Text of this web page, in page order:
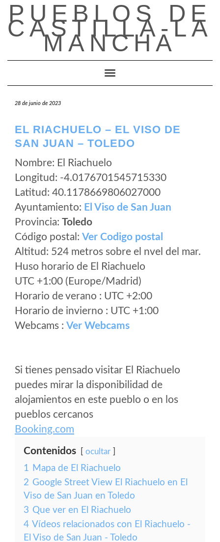
Saltar
contenido
PUEBLOS DE
CASTILLA-LA
MANCHA
Cambiar modo de navegación
28 de junio de 2023
EL RIACHUELO – EL VISO DE
SAN JUAN – TOLEDO
Nombre: El Riachuelo
Longitud: -4.0176701545715330
Latitud: 40.1178669806027000
Ayuntamiento: El Viso de San Juan
Provincia: Toledo
Código postal: Ver Codigo postal
Altitud: 524 metros sobre el nvel del mar.
Huso horario de El Riachuelo
UTC +1:00 (Europe/Madrid)
Horario de verano : UTC +2:00
Horario de invierno : UTC +1:00
Webcams : Ver Webcams
Si tienes pensado visitar El Riachuelo
puedes mirar la disponibilidad de
alojamientos en este pueblo o en los
pueblos cercanos
Booking.com
Contenidos ocultar
1 Mapa de El Riachuelo
2 Google Street View El Riachuelo en El
Viso de San Juan en Toledo
3 Que ver en El Riachuelo
4 Vídeos relacionados con El Riachuelo -
El Viso de San Juan - Toledo